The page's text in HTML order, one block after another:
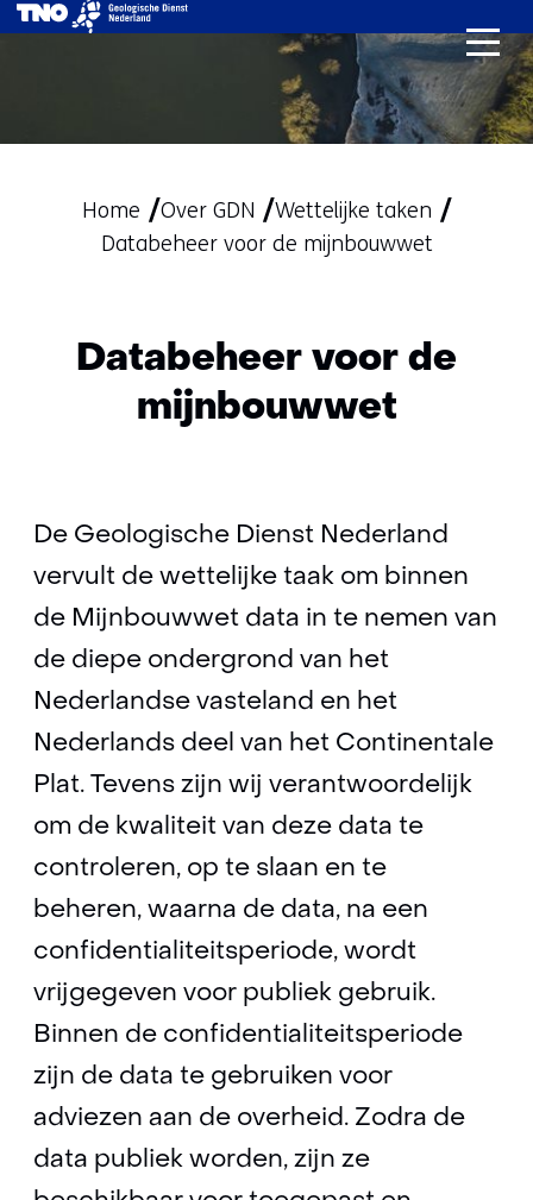
Ga
naar
de
inhoud
Home Over GDN
Wettelijke taken
Databeheer voor de mijnbouwwet
Databeheer voor de
mijnbouwwet
De Geologische Dienst Nederland
vervult de wettelijke taak om binnen
de Mijnbouwwet data in te nemen van
de diepe ondergrond van het
Nederlandse vasteland en het
Nederlands deel van het Continentale
Plat. Tevens zijn wij verantwoordelijk
om de kwaliteit van deze data te
controleren, op te slaan en te
beheren, waarna de data, na een
confidentialiteitsperiode, wordt
vrijgegeven voor publiek gebruik.
Binnen de confidentialiteitsperiode
zijn de data te gebruiken voor
adviezen aan de overheid. Zodra de
data publiek worden, zijn ze